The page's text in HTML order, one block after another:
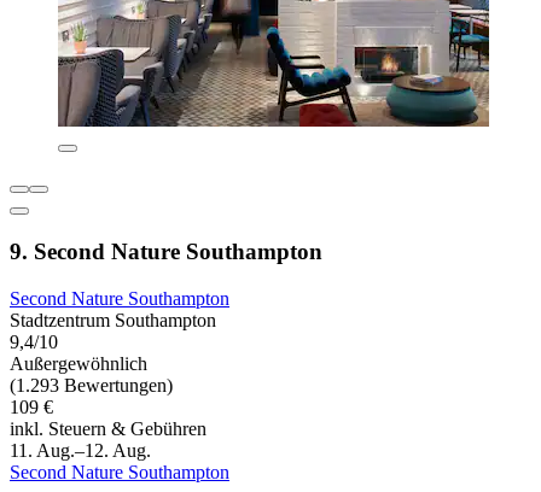
9. Second Nature Southampton
Second Nature Southampton
Stadtzentrum Southampton
9,4/10
Außergewöhnlich
(1.293 Bewertungen)
109 €
inkl. Steuern & Gebühren
11. Aug.–12. Aug.
Second Nature Southampton